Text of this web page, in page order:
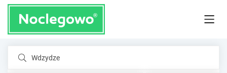
Wdzydze